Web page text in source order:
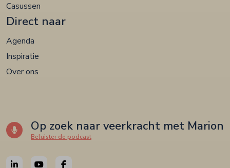
Casussen
Direct naar
Agenda
Inspiratie
Over ons
Op zoek naar veerkracht met Marion
Beluister de podcast